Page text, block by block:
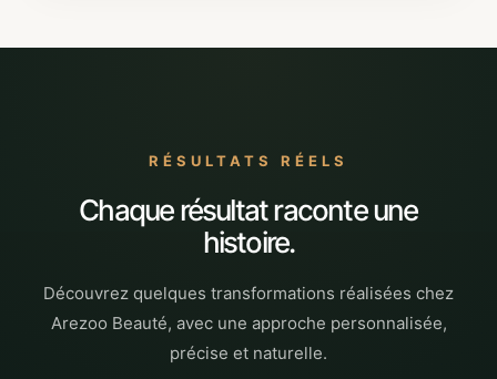
RÉSULTATS RÉELS
Chaque résultat raconte une
histoire.
Découvrez quelques transformations réalisées chez
Arezoo Beauté, avec une approche personnalisée,
précise et naturelle.